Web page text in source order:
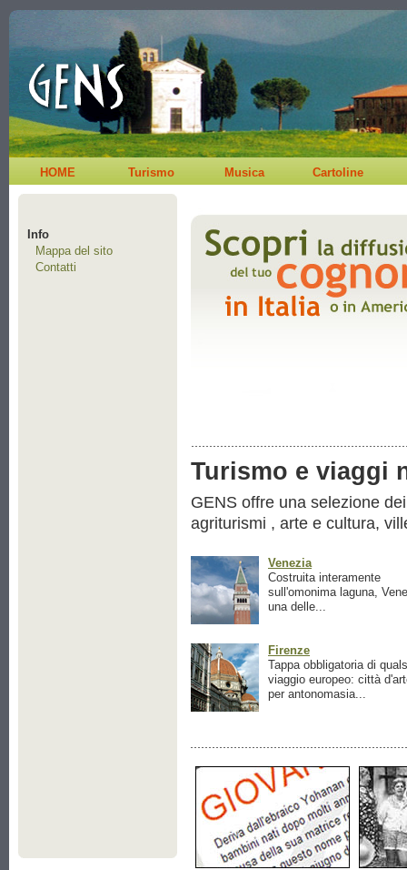
HOME Turismo Musica Cartoline
Info
Mappa del sito
Contatti
Turismo e viaggi
GENS offre una selezione
agriturismi , arte e cultura,
Venezia
Costruita interamente
sull'omonima laguna,
una delle...
Firenze
Tappa obbligatoria di
viaggio europeo: città
per antonomasia...